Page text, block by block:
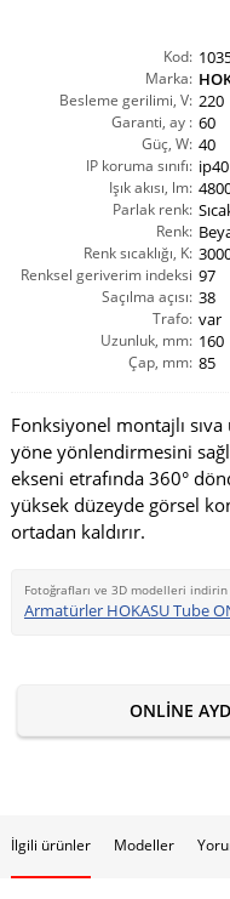
Kod:
Marka:
Besleme gerilimi, V: 220
Garanti, ay : 60
Güç, W: 40
IP koruma sınıfı: ip40
Işık akısı, lm:
Parlak renk:
Renk:
Renk sıcaklığı, K:
Renksel geriverim indeksi
CRI(Ra):
97
Saçılma açısı: 38
Trafo: var
Uzunluk, mm: 160
Çap, mm: 85
Fonksiyonel montajlı
yöne yönlendirmesini
ekseni etrafında 360°
yüksek düzeyde görsel
ortadan kaldırır.
Fotoğrafları ve 3D modelleri
Armatürler HOKASU Tube
ONLINE
İlgili ürünler Modeller